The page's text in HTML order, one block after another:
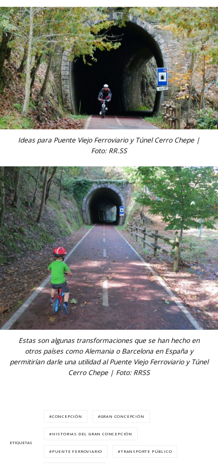
Ideas para Puente Viejo Ferroviario y Túnel Cerro Chepe |
Foto: RR.SS
Estas son algunas transformaciones que se han hecho en
otros países como Alemania o Barcelona en España y
permitirían darle una utilidad al Puente Viejo Ferroviario y Túnel
Cerro Chepe | Foto: RRSS
ETIQUETAS
CONCEPCIÓN GRAN CONCEPCIÓN
HISTORIAS DEL GRAN CONCEPCIÓN
PUENTE FERROVIARIO TRANSPORTE PÚBLICO